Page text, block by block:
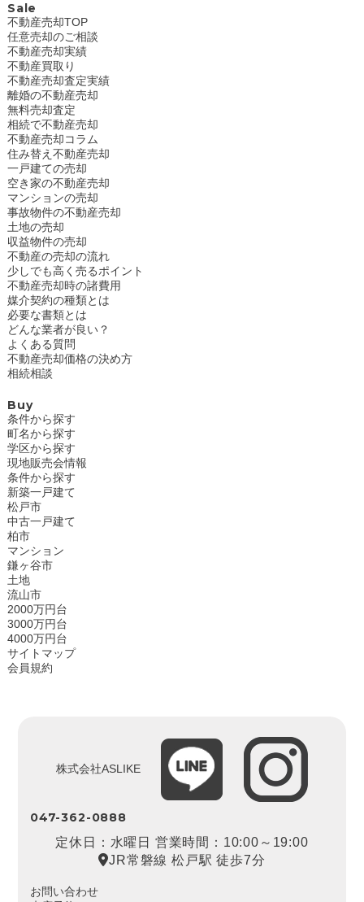
Sale
不動産売却TOP
任意売却のご相談
不動産売却実績
不動産買取り
不動産売却査定実績
離婚の不動産売却
無料売却査定
相続で不動産売却
不動産売却コラム
住み替え不動産売却
一戸建ての売却
空き家の不動産売却
マンションの売却
事故物件の不動産売却
土地の売却
収益物件の売却
不動産の売却の流れ
少しでも高く売るポイント
不動産売却時の諸費用
媒介契約の種類とは
必要な書類とは
どんな業者が良い？
よくある質問
不動産売却価格の決め方
相続相談
Buy
条件から探す
町名から探す
学区から探す
現地販売会情報
条件から探す
新築一戸建て
松戸市
中古一戸建て
柏市
マンション
鎌ヶ谷市
土地
流山市
2000万円台
3000万円台
4000万円台
サイトマップ
会員規約
株式会社ASLIKE
047-362-0888
定休日：水曜日 営業時間：10:00～19:00
JR常磐線 松戸駅 徒歩7分
お問い合わせ